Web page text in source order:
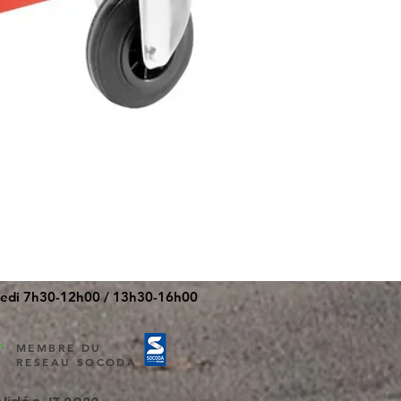
7h30-12h00 / 13h30-16h00
MEMBRE DU
RESEAU SOCODA